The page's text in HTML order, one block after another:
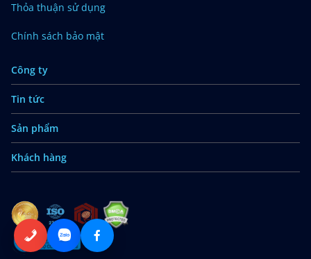
Thỏa thuận sử dụng
Chính sách bảo mật
Công ty
Tin tức
Sản phẩm
Khách hàng